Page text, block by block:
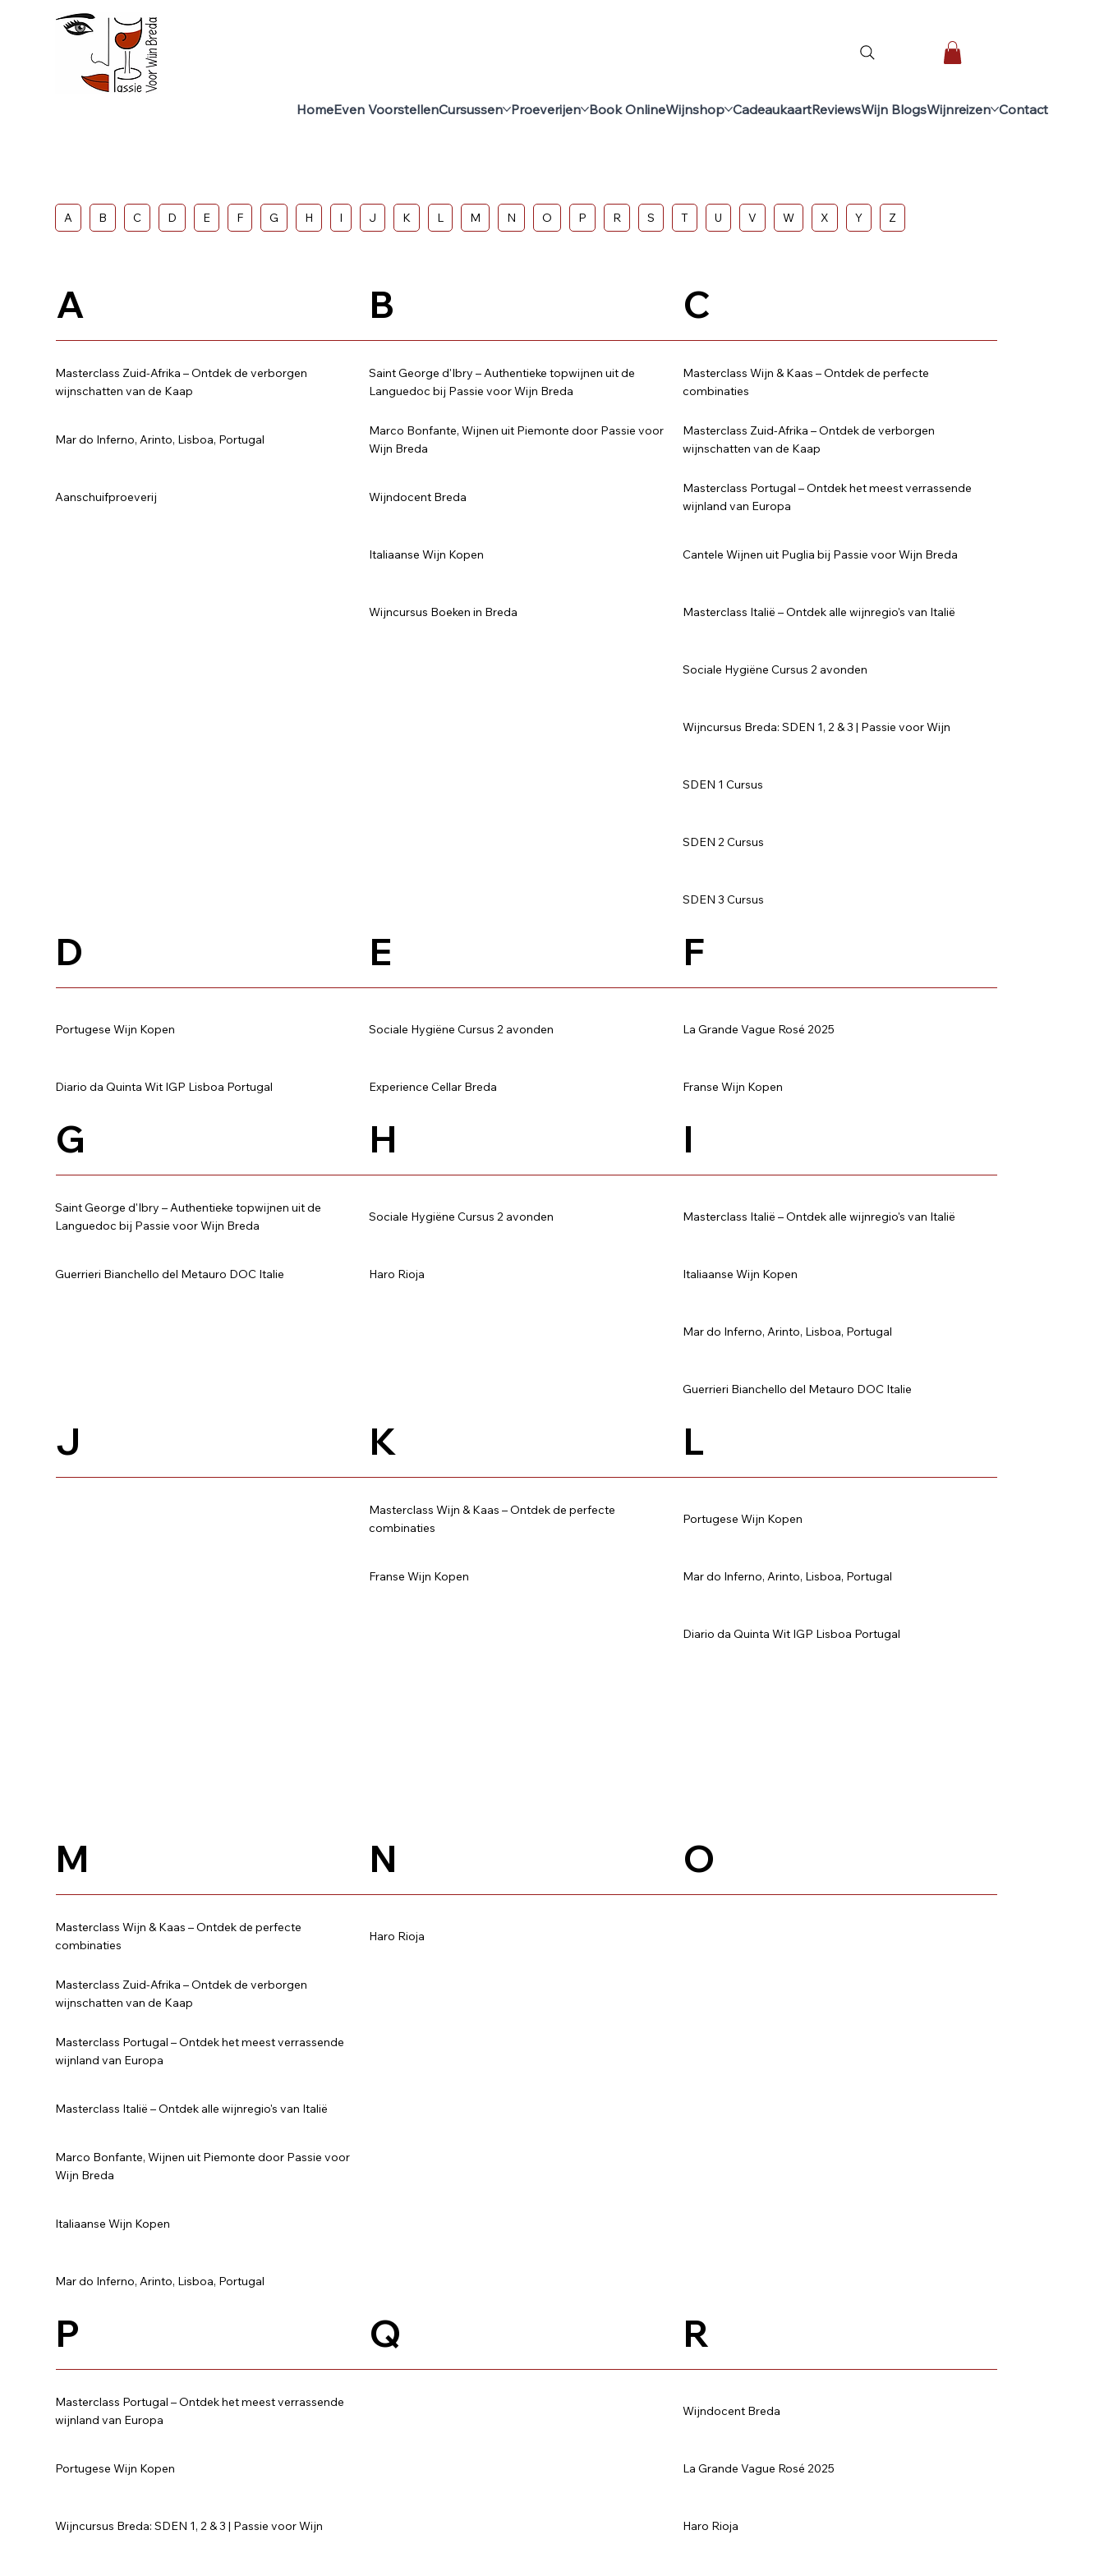
HomeEven VoorstellenCursussen Proeverijen Book OnlineWijnshop CadeaukaartReviewsWijn BlogsWijnreizen Contact
A B C D E F G H I J K L M N O P R S T U V W X Y Z
A
Masterclass Zuid-Afrika – Ontdek de verborgen
wijnschatten van de Kaap
Mar do Inferno, Arinto, Lisboa, Portugal
Aanschuifproeverij
B
Saint George d'Ibry – Authentieke topwijnen uit de
Languedoc bij Passie voor Wijn Breda
Marco Bonfante, Wijnen uit Piemonte door Passie voor
Wijn Breda
Wijndocent Breda
Italiaanse Wijn Kopen
Wijncursus Boeken in Breda
C
Masterclass Wijn & Kaas – Ontdek de perfecte
combinaties
Masterclass Zuid-Afrika – Ontdek de verborgen
wijnschatten van de Kaap
Masterclass Portugal – Ontdek het meest verrassende
wijnland van Europa
Cantele Wijnen uit Puglia bij Passie voor Wijn Breda
Masterclass Italië – Ontdek alle wijnregio's van Italië
Sociale Hygiëne Cursus 2 avonden
Wijncursus Breda: SDEN 1, 2 & 3 | Passie voor Wijn
SDEN 1 Cursus
SDEN 2 Cursus
SDEN 3 Cursus
D
Portugese Wijn Kopen
Diario da Quinta Wit IGP Lisboa Portugal
E
Sociale Hygiëne Cursus 2 avonden
Experience Cellar Breda
F
La Grande Vague Rosé 2025
Franse Wijn Kopen
G
Saint George d'Ibry – Authentieke topwijnen uit de
Languedoc bij Passie voor Wijn Breda
Guerrieri Bianchello del Metauro DOC Italie
H
Sociale Hygiëne Cursus 2 avonden
Haro Rioja
I
Masterclass Italië – Ontdek alle wijnregio's van Italië
Italiaanse Wijn Kopen
Mar do Inferno, Arinto, Lisboa, Portugal
Guerrieri Bianchello del Metauro DOC Italie
J K
Masterclass Wijn & Kaas – Ontdek de perfecte
combinaties
Franse Wijn Kopen
L
Portugese Wijn Kopen
Mar do Inferno, Arinto, Lisboa, Portugal
Diario da Quinta Wit IGP Lisboa Portugal
M
Masterclass Wijn & Kaas – Ontdek de perfecte
combinaties
Masterclass Zuid-Afrika – Ontdek de verborgen
wijnschatten van de Kaap
Masterclass Portugal – Ontdek het meest verrassende
wijnland van Europa
Masterclass Italië – Ontdek alle wijnregio's van Italië
Marco Bonfante, Wijnen uit Piemonte door Passie voor
Wijn Breda
Italiaanse Wijn Kopen
Mar do Inferno, Arinto, Lisboa, Portugal
N
Haro Rioja
O
P
Masterclass Portugal – Ontdek het meest verrassende
wijnland van Europa
Portugese Wijn Kopen
Wijncursus Breda: SDEN 1, 2 & 3 | Passie voor Wijn
Q R
Wijndocent Breda
La Grande Vague Rosé 2025
Haro Rioja